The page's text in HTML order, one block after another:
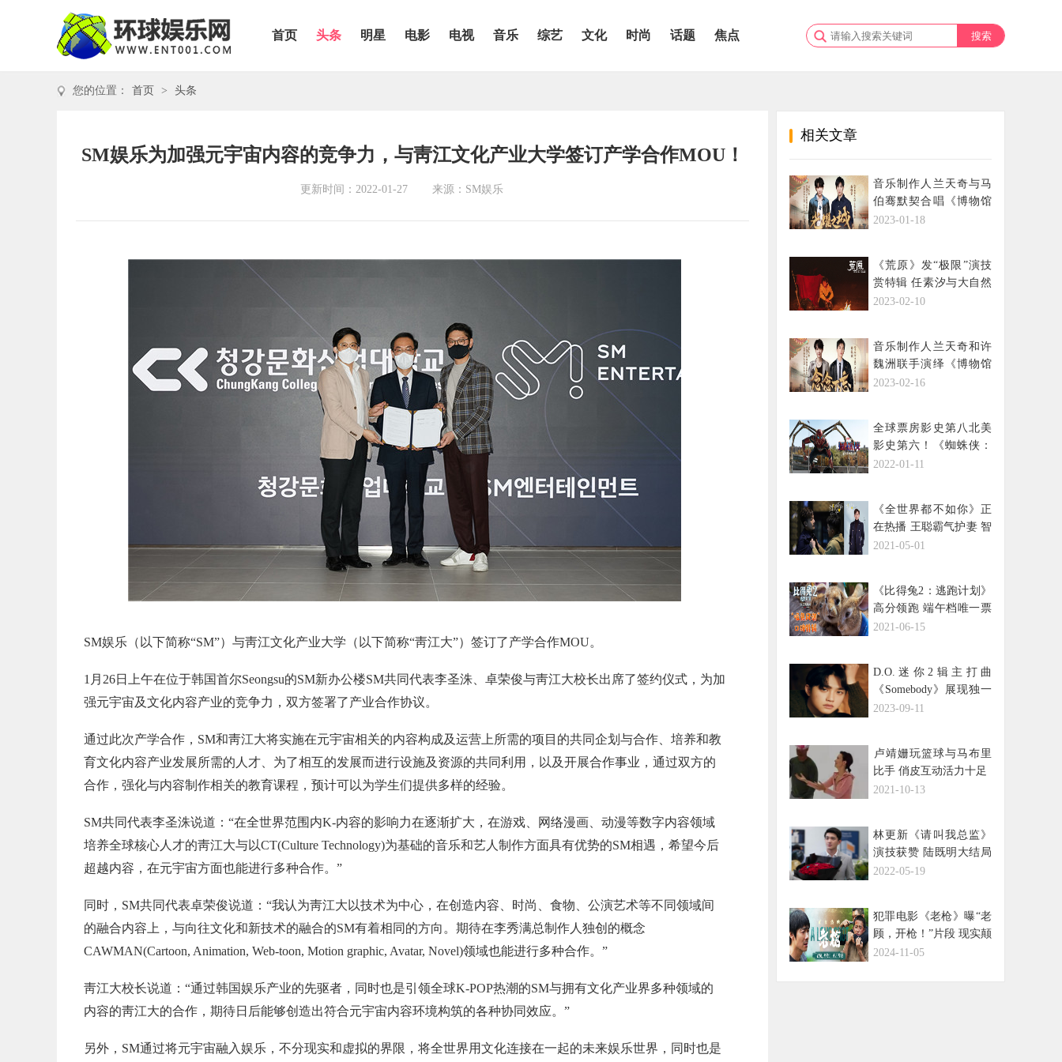
首页 头条 明星 电影 电视 音乐 综艺 文化 时尚 话题 焦点
您的位置： 首页 > 头条
SM娱乐为加强元宇宙内容的竞争力，与靑江文化产业大学签订产学合作MOU！
更新时间：2022-01-27 来源：SM娱乐
SM娱乐（以下简称“SM”）与靑江文化产业大学（以下简称“靑江大”）签订了产学合作MOU。
1月26日上午在位于韩国首尔Seongsu的SM新办公楼SM共同代表李圣洙、卓荣俊与靑江大校长出席了签约仪式，为加
强元宇宙及文化内容产业的竞争力，双方签署了产业合作协议。
通过此次产学合作，SM和靑江大将实施在元宇宙相关的内容构成及运营上所需的项目的共同企划与合作、培养和教
育文化内容产业发展所需的人才、为了相互的发展而进行设施及资源的共同利用，以及开展合作事业，通过双方的
合作，强化与内容制作相关的教育课程，预计可以为学生们提供多样的经验。
SM共同代表李圣洙说道：“在全世界范围内K-内容的影响力在逐渐扩大，在游戏、网络漫画、动漫等数字内容领域
培养全球核心人才的靑江大与以CT(Culture Technology)为基础的音乐和艺人制作方面具有优势的SM相遇，希望今后
超越内容，在元宇宙方面也能进行多种合作。”
同时，SM共同代表卓荣俊说道：“我认为靑江大以技术为中心，在创造内容、时尚、食物、公演艺术等不同领域间
的融合内容上，与向往文化和新技术的融合的SM有着相同的方向。期待在李秀满总制作人独创的概念
CAWMAN(Cartoon, Animation, Web-toon, Motion graphic, Avatar, Novel)领域也能进行多种合作。”
靑江大校长说道：“通过韩国娱乐产业的先驱者，同时也是引领全球K-POP热潮的SM与拥有文化产业界多种领域的
内容的靑江大的合作，期待日后能够创造出符合元宇宙内容环境构筑的各种协同效应。”
另外，SM通过将元宇宙融入娱乐，不分现实和虚拟的界限，将全世界用文化连接在一起的未来娱乐世界，同时也是
相关文章
音乐制作人兰天奇与马
伯骞默契合唱《博物馆
之城》主题曲《光耀之
2023-01-18
《荒原》发“极限”演技
赏特辑 任素汐与大自然
飙戏
2023-02-10
音乐制作人兰天奇和许
魏洲联手演绎《博物馆
之城》主题曲《念念不
2023-02-16
全球票房影史第八北美
影史第六！《蜘蛛侠：
英雄无归》势头凶猛
2022-01-11
《全世界都不如你》正
在热播 王聪霸气护妻 智
斗情敌
2021-05-01
《比得兔2：逃跑计划》
高分领跑 端午档唯一票
房持续上扬影片
2021-06-15
D.O.迷你2辑主打曲
《Somebody》展现独一
无二的感性，引发期
2023-09-11
​卢靖姗玩篮球与马布里
比手 俏皮互动活力十足
2021-10-13
林更新《请叫我总监》
演技获赞 陆既明大结局
事业爱情双丰收
2022-05-19
犯罪电影《老枪》曝“老
顾，开枪！”片段 现实颠
覆冲击观众共情
2024-11-05